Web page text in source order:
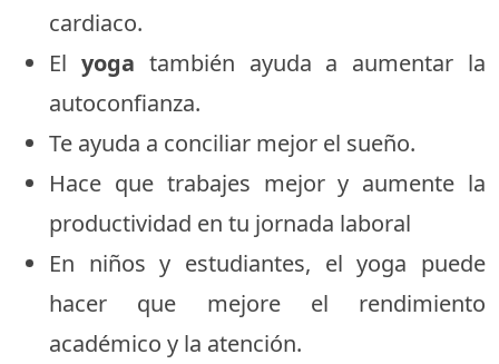
cardiaco.
El yoga también ayuda a aumentar la
autoconfianza.
Te ayuda a conciliar mejor el sueño.
Hace que trabajes mejor y aumente la
productividad en tu jornada laboral
En niños y estudiantes, el yoga puede
hacer que mejore el rendimiento
académico y la atención.